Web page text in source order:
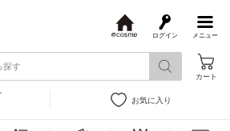
メニュー
ログイン
s
探す
カート
お気に入り